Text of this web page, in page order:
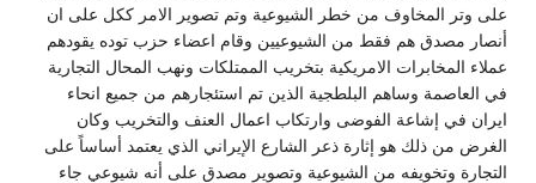
على وتر المخاوف من خطر الشيوعية وتم تصوير الامر ككل على ان
أنصار مصدق هم فقط من الشيوعيين وقام اعضاء حزب توده يقودهم
عملاء المخابرات الامريكية بتخريب الممتلكات ونهب المحال التجارية
في العاصمة وساهم البلطجية الذين تم استئجارهم من جميع انحاء
ايران في إشاعة الفوضى وارتكاب اعمال العنف والتخريب وكان
الغرض من ذلك هو إثارة ذعر الشارع الإيراني الذي يعتمد أساساً على
التجارة وتخويفه من الشيوعية وتصوير مصدق على أنه شيوعي جاء